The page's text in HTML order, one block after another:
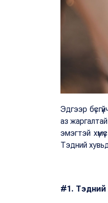
Эдгээр
аз
эмэгтэй
Тэдний
#1. Тэдний